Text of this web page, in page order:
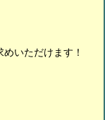
いただけます！